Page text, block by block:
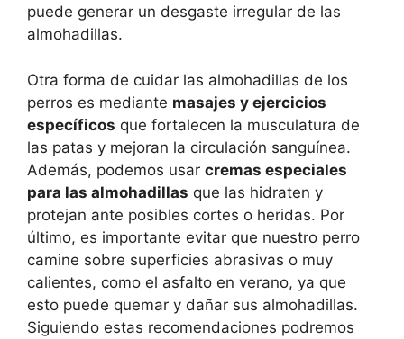
puede generar un desgaste irregular de las
almohadillas.
Otra forma de cuidar las almohadillas de los
perros es mediante masajes y ejercicios
específicos que fortalecen la musculatura de
las patas y mejoran la circulación sanguínea.
Además, podemos usar cremas especiales
para las almohadillas que las hidraten y
protejan ante posibles cortes o heridas. Por
último, es importante evitar que nuestro perro
camine sobre superficies abrasivas o muy
calientes, como el asfalto en verano, ya que
esto puede quemar y dañar sus almohadillas.
Siguiendo estas recomendaciones podremos